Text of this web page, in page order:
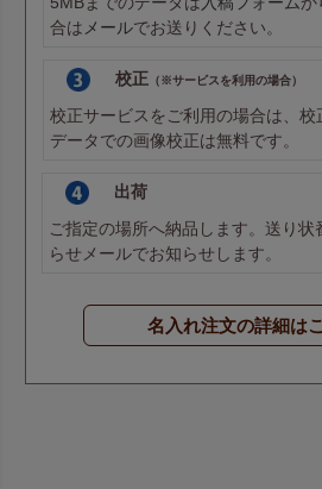
合は メールでお送りください。
校正 （※サービスを利用の場合）
校正サービスをご利用の場合は、校
データでの画像校正は無料です。
出荷
ご指定の場所へ納品します。送り
らせメールでお知らせします。
名入れ注文の詳細は